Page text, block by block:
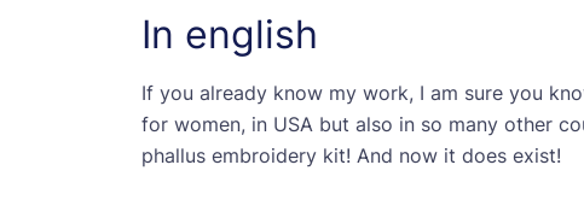
In english
If you already know my work, I am sure you
for women, in USA but also in so many other
phallus embroidery kit! And now it does exist!